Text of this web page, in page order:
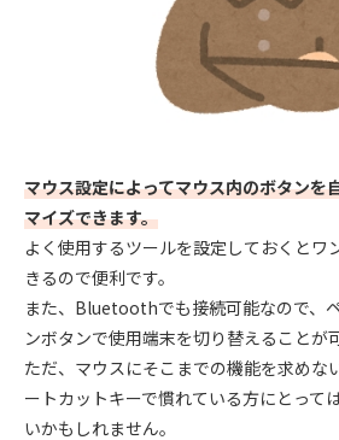
マウス設定によってマウス内のボタンを
マイズできます。
よく使用するツールを設定しておくとワ
きるので便利です。
また、Bluetoothでも接続可能なので、
ンボタンで使用端末を切り替えることが
ただ、マウスにそこまでの機能を求めな
ートカットキーで慣れている方にとって
いかもしれません。